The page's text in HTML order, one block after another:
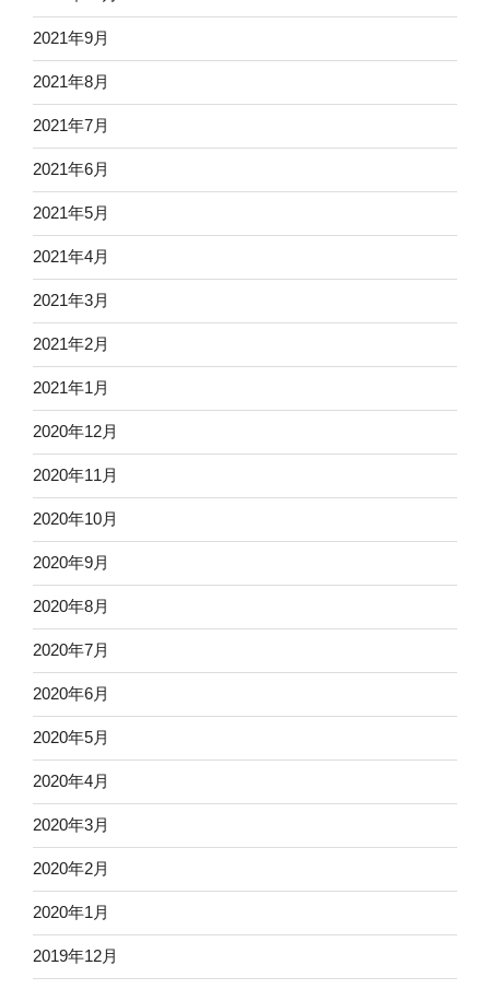
2021年9月
2021年8月
2021年7月
2021年6月
2021年5月
2021年4月
2021年3月
2021年2月
2021年1月
2020年12月
2020年11月
2020年10月
2020年9月
2020年8月
2020年7月
2020年6月
2020年5月
2020年4月
2020年3月
2020年2月
2020年1月
2019年12月